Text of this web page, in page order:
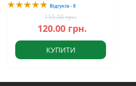
Відгуків - 8
155.00 грн.
120.00 грн.
КУПИТИ